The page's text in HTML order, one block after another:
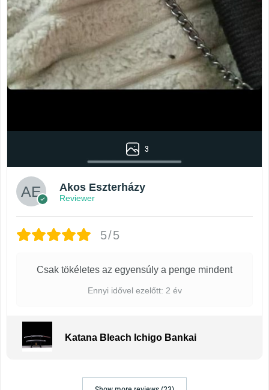
3
Akos Eszterházy
Reviewer
5/5
Csak tökéletes az egyensúly a penge mindent
Ennyi idővel ezelőtt: 2 év
Katana Bleach Ichigo Bankai